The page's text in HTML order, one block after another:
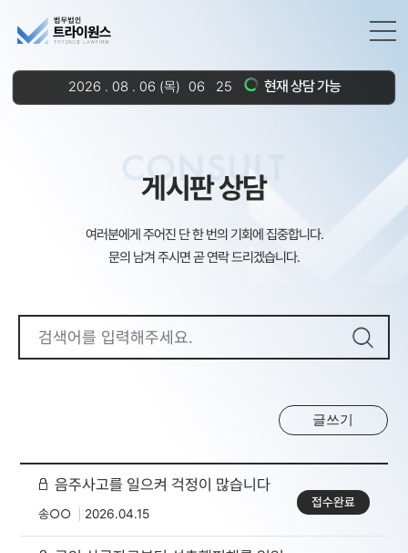
2026 . 08 . 06 (목) 06 25 현재 상담 가능
CONSULT
게시판 상담
여러분에게 주어진 단 한 번의 기회에 집중합니다.
문의 남겨 주시면 곧 연락 드리겠습니다.
글쓰기
음주사고를 일으켜 걱정이 많습니다
송○○ 2026.04.15
접수완료